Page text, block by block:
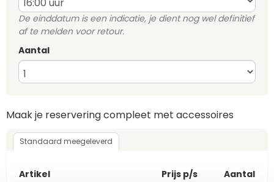
De einddatum is een indicatie, je dient nog wel definitief
af te melden voor retour.
Aantal
Maak je reservering compleet met accessoires
Standaard meegeleverd
Artikel Prijs p/s Aantal